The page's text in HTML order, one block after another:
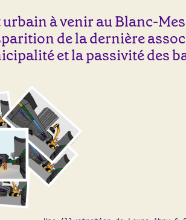
dans le navigateur pour mon prochain
à venir au Blanc-
de la dernière
et la passivité des